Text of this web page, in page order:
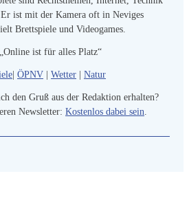
ist mit der Kamera oft in Neviges
Brettspiele und Videogames.
ist für alles Platz“
ÖPNV Wetter Natur
den Gruß aus der Redaktion erhalten?
Newsletter: Kostenlos dabei sein